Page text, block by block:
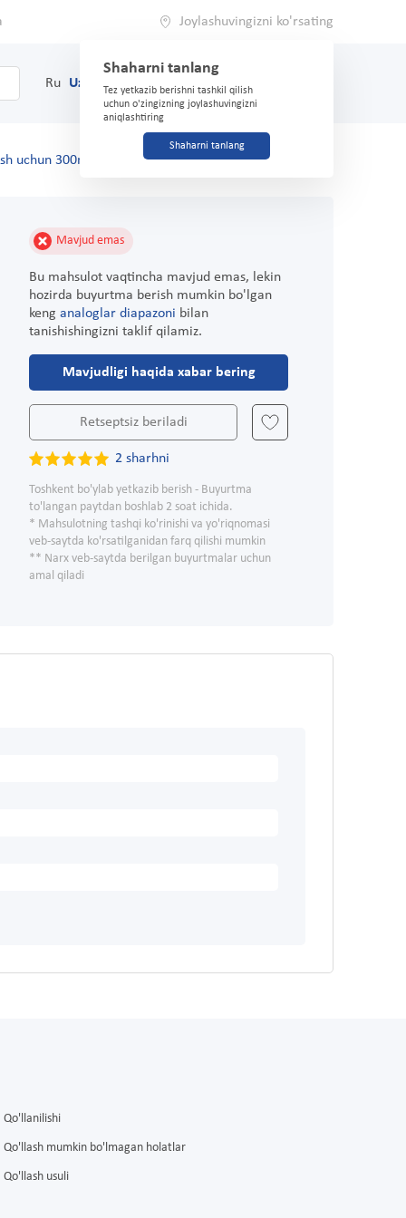
Joylashuvingizni ko'rsating
Shaharni tanlang
Tez yetkazib berishni tashkil qilish
uchun o'zingizning joylashuvingizni
aniqlashtiring
Shaharni tanlang
Ru Uz (71) 200-03-03
uchun 300ml
Mavjud emas
Bu mahsulot vaqtincha mavjud emas, lekin
hozirda buyurtma berish mumkin bo'lgan
keng analoglar diapazoni bilan
tanishishingizni taklif qilamiz.
Mavjudligi haqida xabar bering
Retseptsiz beriladi
2 sharhni
Toshkent bo'ylab yetkazib berish - Buyurtma
to'langan paytdan boshlab 2 soat ichida.
* Mahsulotning tashqi ko'rinishi va yo'riqnomasi
veb-saytda ko'rsatilganidan farq qilishi mumkin
** Narx veb-saytda berilgan buyurtmalar uchun
amal qiladi
Qo'llanilishi
Qo'llash mumkin bo'lmagan holatlar
Qo'llash usuli